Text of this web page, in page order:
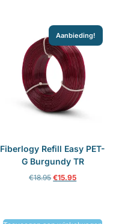
Aanbieding!
Fiberlogy Refill Easy PET-
G Burgundy TR
€18.95 €15.95